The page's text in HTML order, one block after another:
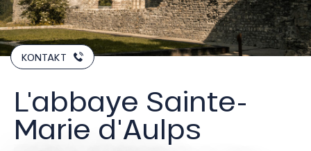
KONTAKT
L'abbaye Sainte-
Marie d'Aulps